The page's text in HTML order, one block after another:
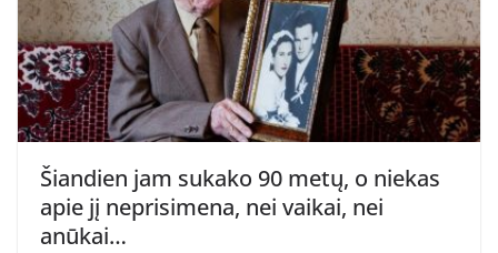
Šiandien jam sukako 90 metų, o niekas
apie jį neprisimena, nei vaikai, nei
anūkai…